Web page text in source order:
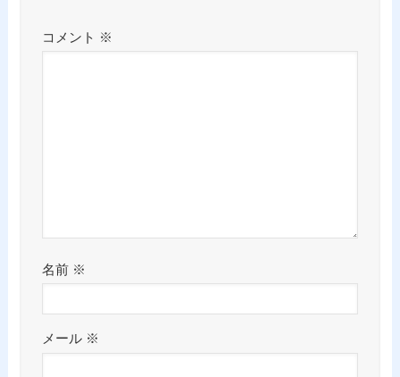
コメント ※
名前 ※
メール ※